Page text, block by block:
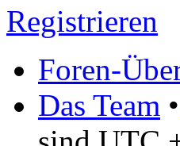
Registrieren
Foren-
Das Team •